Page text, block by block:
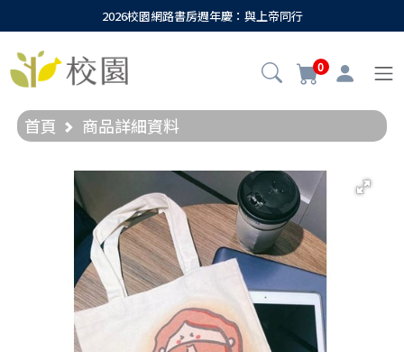
2026校園網路書房週年慶：與上帝同行
0
首頁 商品詳細資料